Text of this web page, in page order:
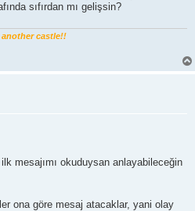
sıfırdan mı gelişsin?
another castle!!
mesajımı okuduysan anlayabileceğin
ona göre mesaj atacaklar, yani olay